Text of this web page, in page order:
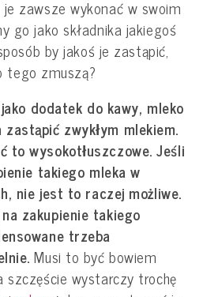
zawsze wykonać w swoim
go jako składnika jakiegoś
by jakoś je zastąpić,
tego zmuszą?
dodatek do kawy, mleko
zwykłym mlekiem.
to wysokotłuszczowe. Jeśli
takiego mleka w
nie jest to raczej możliwe.
zakupienie takiego
trzeba
Musi to być bowiem
szczęście wystarczy trochę